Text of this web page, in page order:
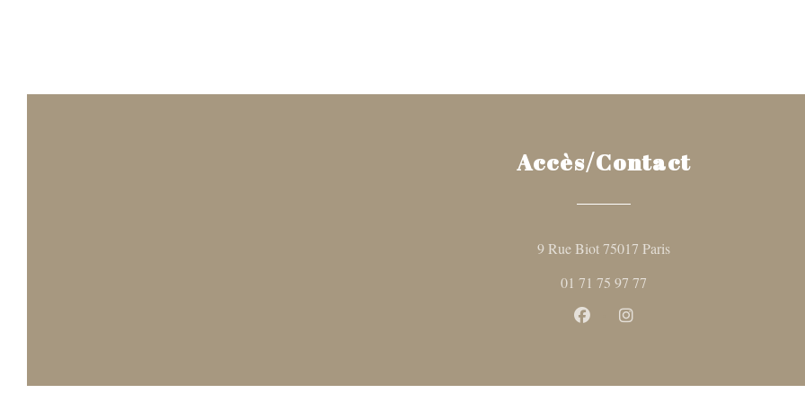
Accès/Contact
9 Rue Biot 75017 Paris((ouvre une nouvelle
01 71 75 97 77
Facebook ((ouvre une nouvelle
Instagram ((ouvre une